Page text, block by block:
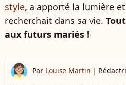
style, a apporté la lumière
recherchait dans sa vie.
aux futurs mariés !
Par Louise Martin |